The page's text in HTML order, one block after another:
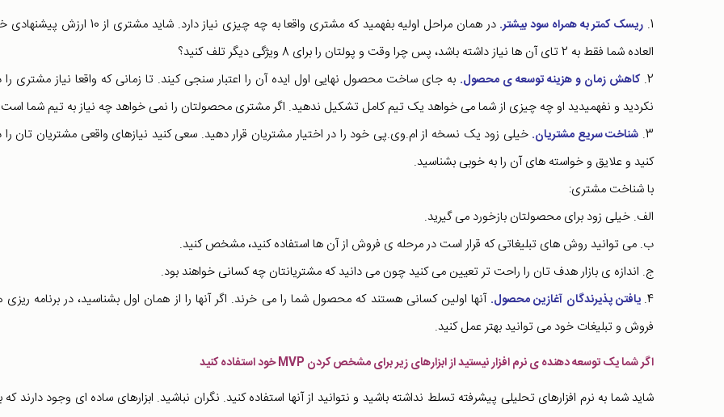
1. ریسک کمتر به همراه سود بیشتر.
در همان مراحل اولیه بفهمید که مشتری واقعا به چه چیزی نیاز دارد. شاید مشتری از
العاده شما فقط به 2 تای آن ها نیاز داشته باشد، پس چرا وقت و پولتان را برای 8 ویژگی دیگر تلف کنید؟
2. کاهش زمان و هزینه توسعه ی محصول. به جای ساخت محصول نهایی اول ایده آن را اعتبار سنجی کیند. تا زمانی که واقعا نیاز مشتری
نکردید و نفهمیدید او چه چیزی از شما می خواهد یک تیم کامل تشکیل ندهید. اگر مشتری محصولتان را نمی خواهد چه نیاز به تیم شما
3. شناخت سریع مشتریان. خیلی زود یک نسخه از ام.وی.پی خود را در اختیار مشتریان قرار دهید. سعی کنید نیازهای واقعی مشتریان تان
کنید و علایق و خواسته های آن را به خوبی بشناسید.
با شناخت مشتری:
الف. خیلی زود برای محصولتان بازخورد می گیرید.
ب. می توانید روش های تبلیغاتی که قرار است در مرحله ی فروش از آن ها استفاده کنید، مشخص کنید.
ج. اندازه ی بازار هدف تان را راحت تر تعیین می کنید چون می دانید که مشتریانتان چه کسانی خواهند بود.
4. یافتن پذیرندگان آغازین محصول. آنها اولین کسانی هستند که محصول شما را می خرند. اگر آنها را از همان اول بشناسید، در برنامه
فروش و تبلیغات خود می توانید بهتر عمل کنید.
اگر شما یک توسعه دهنده ی نرم افزار نیستید از ابزارهای زیر برای مشخص کردن MVP خود استفاده کنید
شاید شما به نرم افزارهای تحلیلی پیشرفته تسلط نداشته باشید و نتوانید از آنها استفاده کنید. نگران نباشید. ابزارهای ساده ای وجود دارند که